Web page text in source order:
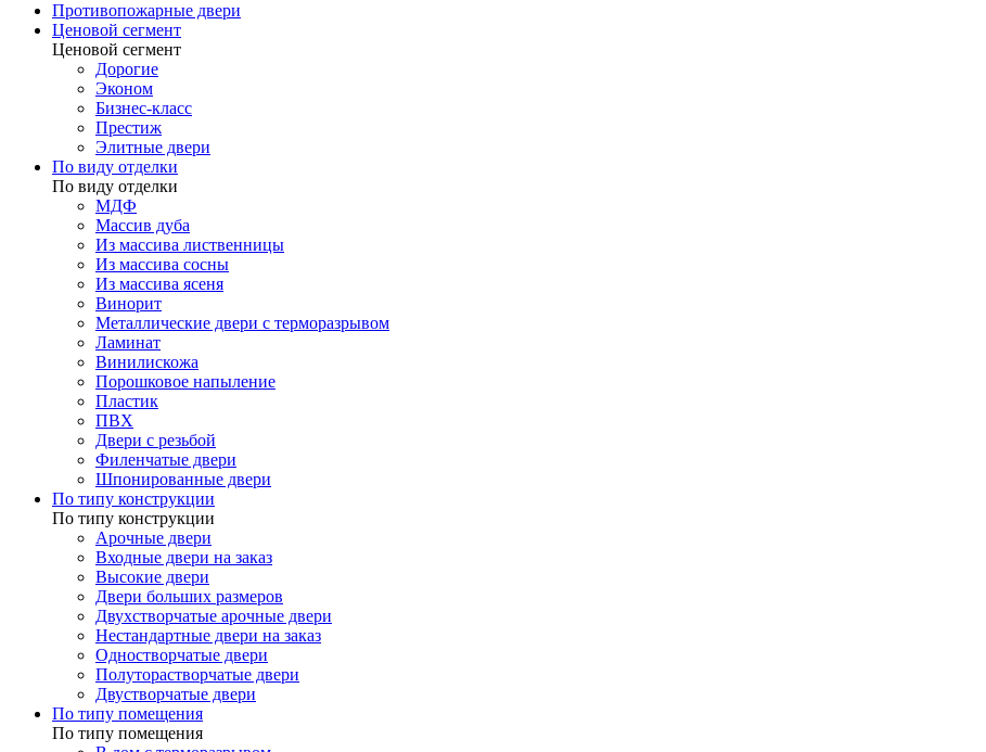
Противопожарные двери
Ценовой сегмент
Ценовой сегмент
Дорогие
Эконом
Бизнес-класс
Престиж
Элитные двери
По виду отделки
По виду отделки
МДФ
Массив дуба
Из массива лиственницы
Из массива сосны
Из массива ясеня
Винорит
Металлические двери с терморазрывом
Ламинат
Винилискожа
Порошковое напыление
Пластик
ПВХ
Двери с резьбой
Филенчатые двери
Шпонированные двери
По типу конструкции
По типу конструкции
Арочные двери
Входные двери на заказ
Высокие двери
Двери больших размеров
Двухстворчатые арочные двери
Нестандартные двери на заказ
Одностворчатые двери
Полуторастворчатые двери
Двустворчатые двери
По типу помещения
По типу помещения